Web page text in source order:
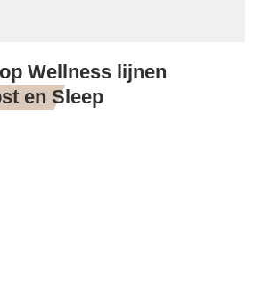
Wellness lijnen
en Sleep